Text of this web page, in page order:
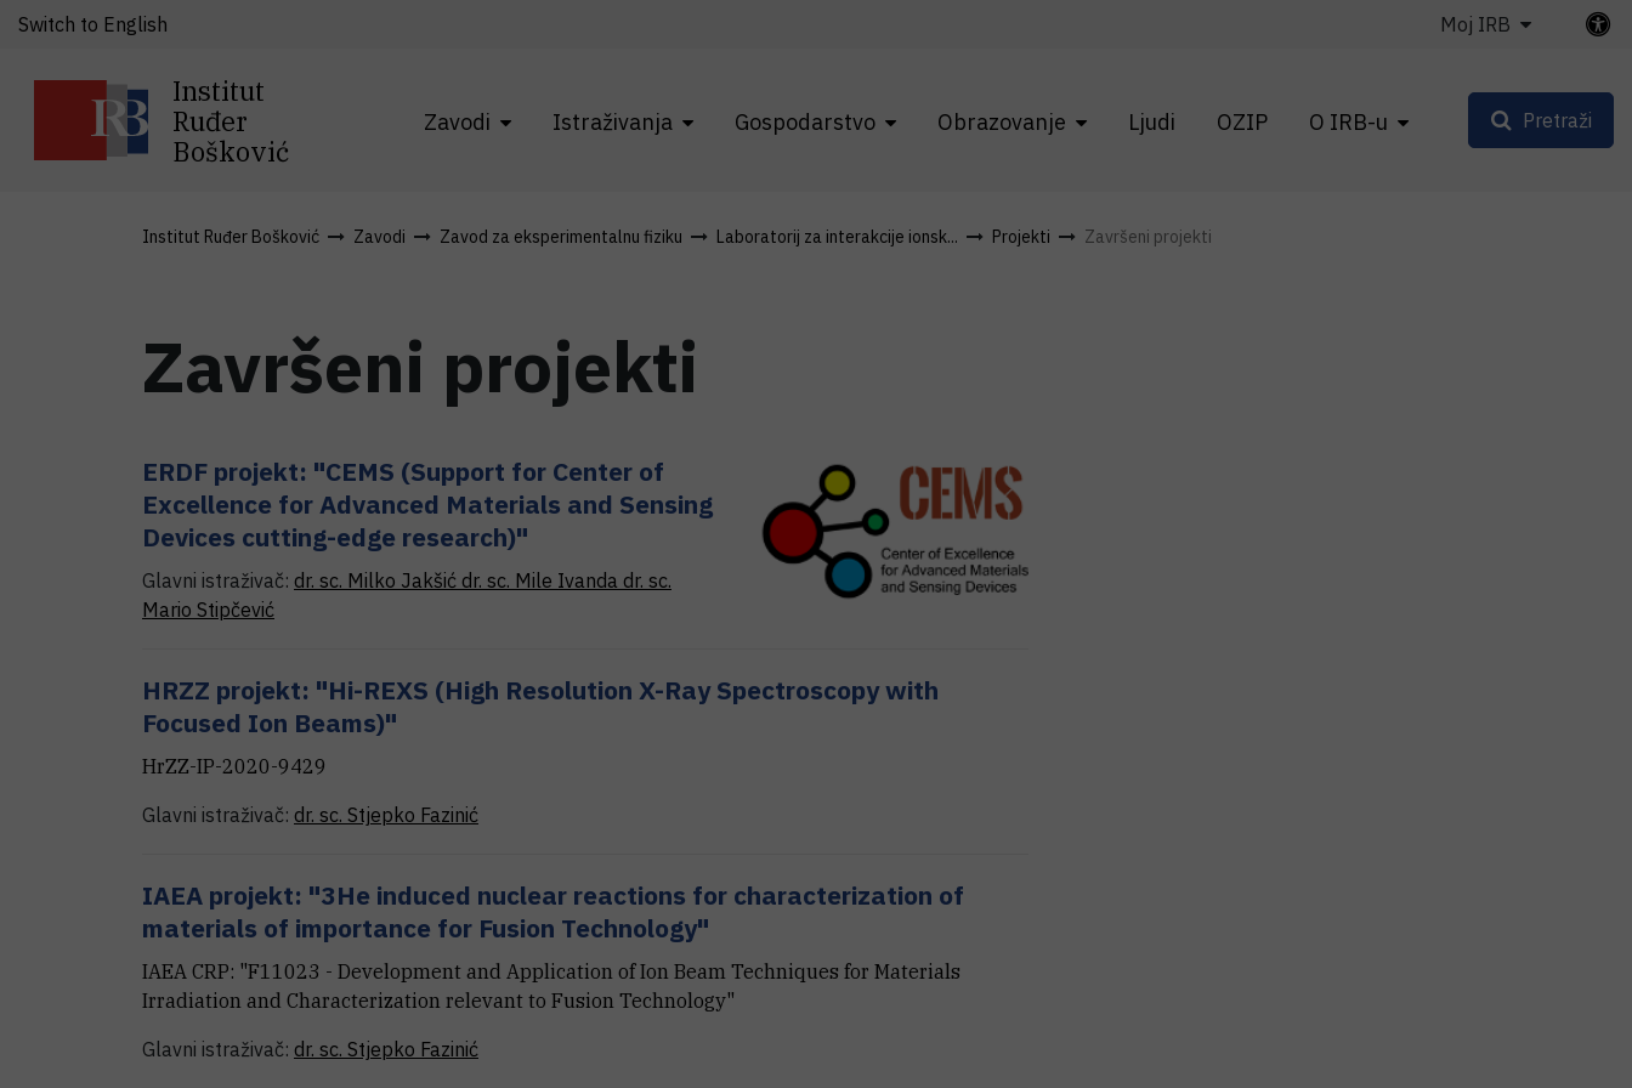
Institut
Ruđer
Bošković
Zavodi Istraživanja Gospodarstvo Obrazovanje Ljudi OZIP O IRB-u
Switch to English Moj IRB
Pretraži
Institut Ruđer Bošković Zavodi Zavod za eksperimentalnu fiziku Laboratorij za interakcije ionsk... Projekti Završeni projekti
Završeni projekti
ERDF projekt: "CEMS (Support for Center of
Excellence for Advanced Materials and Sensing
Devices cutting-edge research)"
Glavni istraživač: dr. sc. Milko Jakšić dr. sc. Mile Ivanda dr. sc.
Mario Stipčević
HRZZ projekt: "Hi-REXS (High Resolution X-Ray Spectroscopy with
Focused Ion Beams)"
HrZZ-IP-2020-9429
Glavni istraživač: dr. sc. Stjepko Fazinić
IAEA projekt: "3He induced nuclear reactions for characterization of
materials of importance for Fusion Technology"
IAEA CRP: "F11023 - Development and Application of Ion Beam Techniques for Materials
Irradiation and Characterization relevant to Fusion Technology"
Glavni istraživač: dr. sc. Stjepko Fazinić